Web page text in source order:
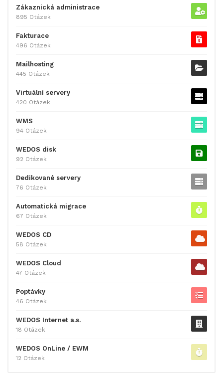
Zákaznická administrace
895 Otázek
Fakturace
496 Otázek
Mailhosting
445 Otázek
Virtuální servery
420 Otázek
WMS
94 Otázek
WEDOS disk
92 Otázek
Dedikované servery
76 Otázek
Automatická migrace
67 Otázek
WEDOS CD
58 Otázek
WEDOS Cloud
47 Otázek
Poptávky
46 Otázek
WEDOS Internet a.s.
18 Otázek
WEDOS OnLine / EWM
12 Otázek